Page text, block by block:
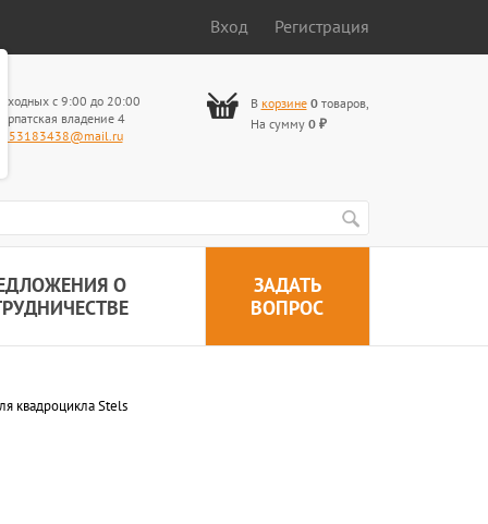
Вход Регистрация
с 9:00 до 20:00
владение 4
В корзине 0товаров,
На сумму 0 ₽
О
ЗАДАТЬ
ВОПРОС
квадроцикла Stels